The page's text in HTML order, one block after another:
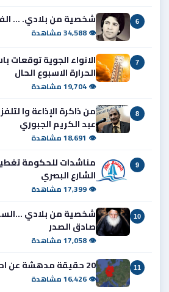
6 شخصية من بلادي. ...
👁 34,588 مشاهدة
7
الانواء الجوية توقعات
الحرارة الاسبوع الحال
👁 19,704 مشاهدة
8
من ذاكرة الإذاعة وا
عبد الكريم الجبوري
👁 18,691 مشاهدة
9
مناشدات للحكومة
الشارع البصري
👁 17,399 مشاهدة
10
شخصية من بلادي
صادق الصدر
👁 17,058 مشاهدة
11 20 حقيقة مدهشة عن احد البلدان الاوربية
👁 16,426 مشاهدة